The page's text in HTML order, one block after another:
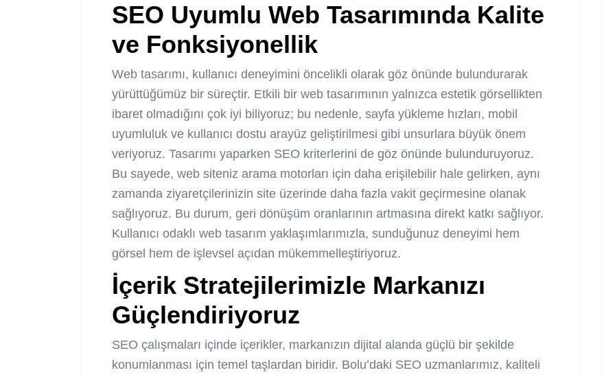
SEO Uyumlu Web Tasarımında Kalite
ve Fonksiyonellik
Web tasarımı, kullanıcı deneyimini öncelikli olarak göz önünde bulundurarak
yürüttüğümüz bir süreçtir. Etkili bir web tasarımının yalnızca estetik görsellikten
ibaret olmadığını çok iyi biliyoruz; bu nedenle, sayfa yükleme hızları, mobil
uyumluluk ve kullanıcı dostu arayüz geliştirilmesi gibi unsurlara büyük önem
veriyoruz. Tasarımı yaparken SEO kriterlerini de göz önünde bulunduruyoruz.
Bu sayede, web siteniz arama motorları için daha erişilebilir hale gelirken, aynı
zamanda ziyaretçilerinizin site üzerinde daha fazla vakit geçirmesine olanak
sağlıyoruz. Bu durum, geri dönüşüm oranlarının artmasına direkt katkı sağlıyor.
Kullanıcı odaklı web tasarım yaklaşımlarımızla, sunduğunuz deneyimi hem
görsel hem de işlevsel açıdan mükemmelleştiriyoruz.
İçerik Stratejilerimizle Markanızı
Güçlendiriyoruz
SEO çalışmaları içinde içerikler, markanızın dijital alanda güçlü bir şekilde
konumlanması için temel taşlardan biridir. Bolu’daki SEO uzmanlarımız, kaliteli